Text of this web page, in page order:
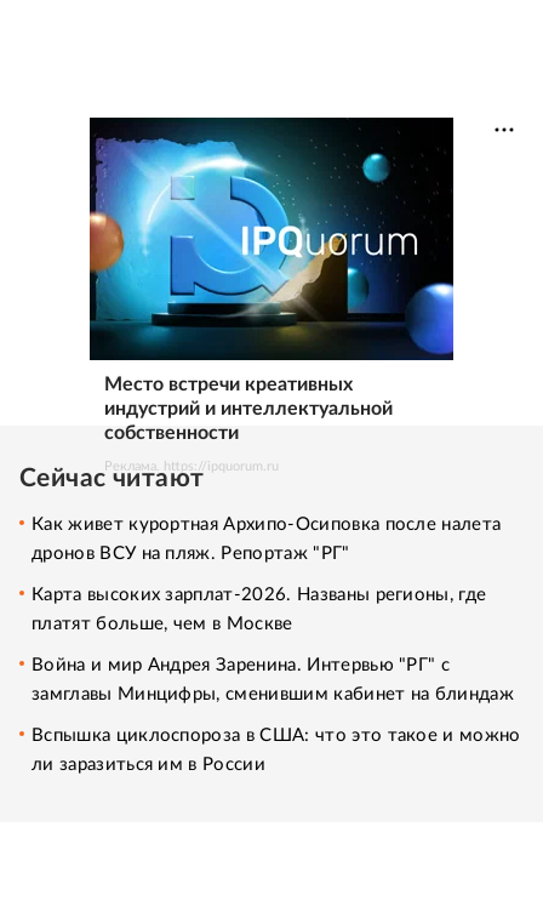
Место встречи креативных
индустрий и интеллектуальной
собственности
Реклама. https://ipquorum.ru
Сейчас читают
Как живет курортная Архипо-Осиповка после налета
дронов ВСУ на пляж. Репортаж "РГ"
Карта высоких зарплат-2026. Названы регионы, где
платят больше, чем в Москве
Война и мир Андрея Заренина. Интервью "РГ" с
замглавы Минцифры, сменившим кабинет на блиндаж
Вспышка циклоспороза в США: что это такое и можно
ли заразиться им в России